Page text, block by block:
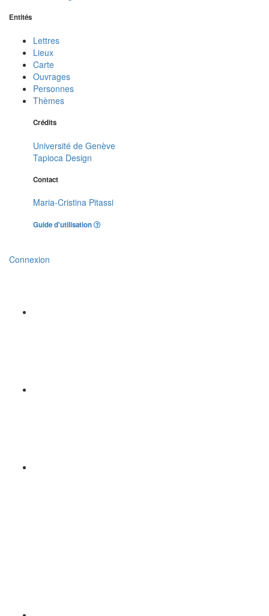
Entités
Lettres
Lieux
Carte
Ouvrages
Personnes
Thèmes
Crédits
Université de Genève
Tapioca Design
Contact
Maria-Cristina Pitassi
Guide d'utilisation
Connexion